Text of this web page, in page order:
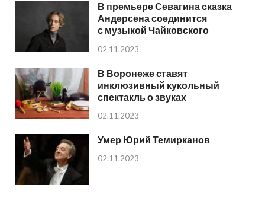
В премьере Севагина сказка
Андерсена соединится
с музыкой Чайковского
02.11.2023
В Воронеже ставят
инклюзивный кукольный
спектакль о звуках
02.11.2023
Умер Юрий Темирканов
02.11.2023